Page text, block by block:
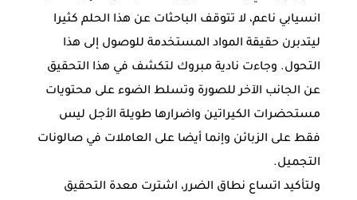
انسيابي ناعم، ﻻ تتوقف الباحثات عن هذا الحلم كثيرا
ليتدبرن حقيقة المواد المستخدمة للوصول إلى هذا
التحول. وجاءت نادية مبروك لتكشف في هذا التحقيق
عن الجانب الآخر للصورة وتسلط الضوء على محتويات
مستحضرات الكيراتين واضرارها طويلة الأجل ليس
فقط على الزبائن وإنما أيضا على العاملات في صالونات
التجميل.
ولتأكيد اتساع نطاق الضرر، اشترت معدة التحقيق